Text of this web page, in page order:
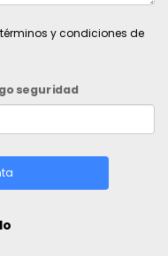
y condiciones de
seguridad